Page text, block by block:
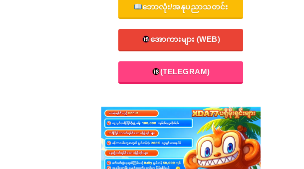
ဘောလုံး/အနုပညာသတင်း
အောကားများ (WEB)
(TELEGRAM)